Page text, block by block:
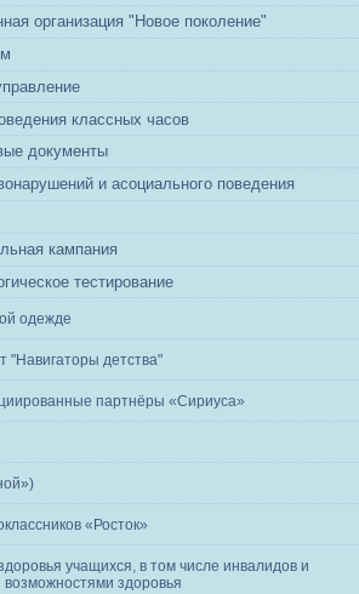
организация "Новое поколение"
классных часов
документы
и асоциального поведения
кампания
тестирование
одежде
"Навигаторы детства"
партнёры «Сириуса»
«Росток»
учащихся, в том числе инвалидов и
здоровья